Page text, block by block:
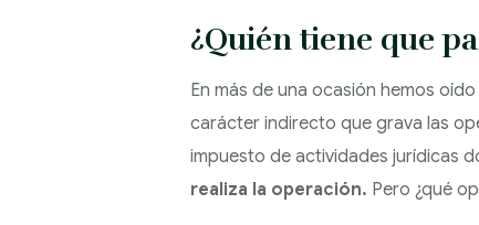
¿Quién tiene que
En más de una ocasión hemos
carácter indirecto que grava las
impuesto de actividades jurídicas
realiza la operación. Pero ¿qué